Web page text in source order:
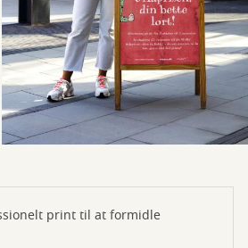
print til at formidle